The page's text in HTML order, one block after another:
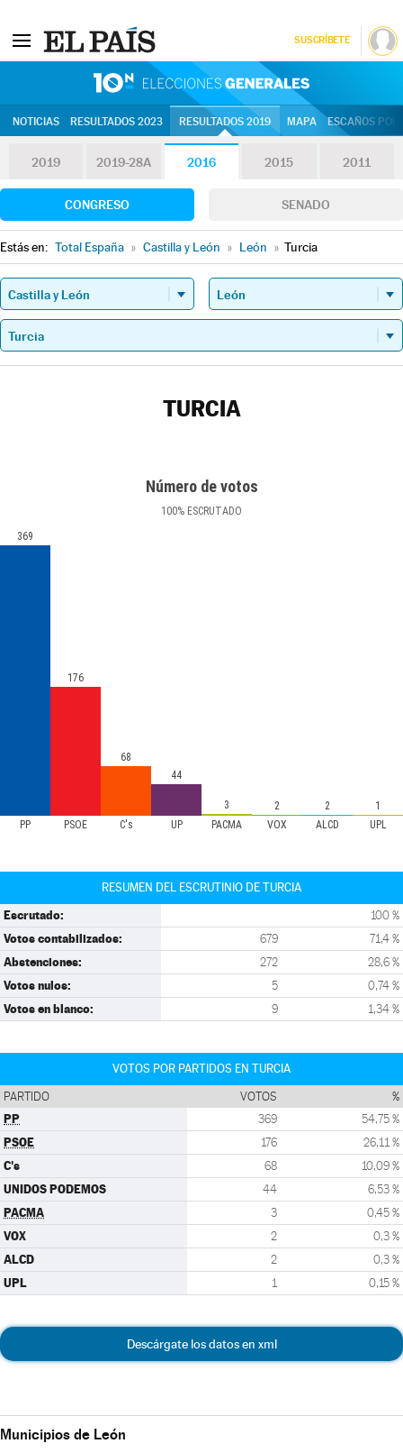
SUSCRÍBETE
NOTICIAS RESULTADOS 2023 RESULTADOS 2019 MAPA ESCAÑOS
2019 2019-28A 2016 2015 2011
CONGRESO SENADO
Estás en: Total España » Castilla y León » León » Turcia
TURCIA
Número de votos
100% ESCRUTADO
PP PSOE C's UP PACMA VOX ALCD UPL
369
176
68
44
3 2 2 1
RESUMEN DEL ESCRUTINIO DE TURCIA
Escrutado: 100 %
Votos contabilizados: 679 71,4 %
Abstenciones: 272 28,6 %
Votos nulos: 5 0,74 %
Votos en blanco: 9 1,34 %
VOTOS POR PARTIDOS EN TURCIA
PARTIDO VOTOS %
PP 369 54,75 %
PSOE 176 26,11 %
C's 68 10,09 %
UNIDOS PODEMOS 44 6,53 %
PACMA 3 0,45 %
VOX 2 0,3 %
ALCD 2 0,3 %
UPL 1 0,15 %
Descárgate los datos en xml
Municipios de León